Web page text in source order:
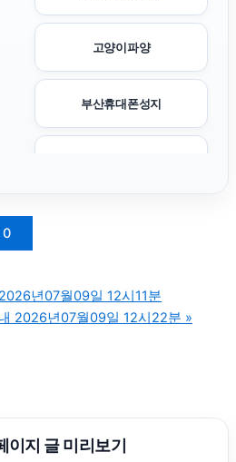
고양이파양
부산휴대폰성지
강동구치과
강동하수구막힘
0
년07월09일 12시11분
2026년07월09일 12시22분 »
이지 글 미리보기